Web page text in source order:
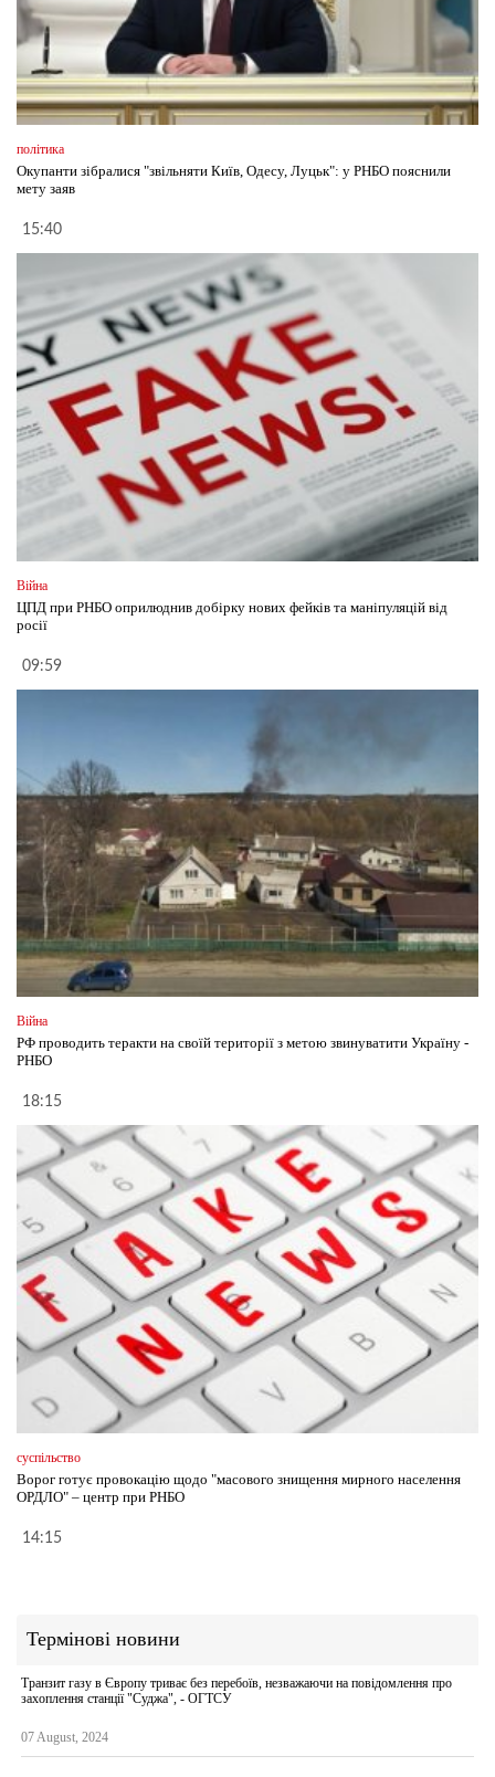
політика
Окупанти зібралися "звільняти Київ, Одесу, Луцьк": у РНБО пояснили
мету заяв
15:40
Війна
ЦПД при РНБО оприлюднив добірку нових фейків та маніпуляцій від
росії
09:59
Війна
РФ проводить теракти на своїй території з метою звинуватити Україну -
РНБО
18:15
суспільство
Ворог готує провокацію щодо "масового знищення мирного населення
ОРДЛО" – центр при РНБО
14:15
Термінові новини
Транзит газу в Європу триває без перебоїв, незважаючи на повідомлення про
захоплення станції "Суджа", - ОГТСУ
07 August, 2024